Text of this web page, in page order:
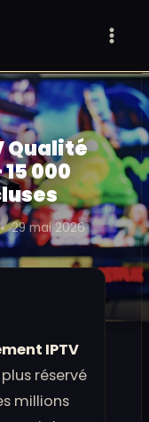
Qualité
000
29 mai 2026
IPTV
plus réservé
millions